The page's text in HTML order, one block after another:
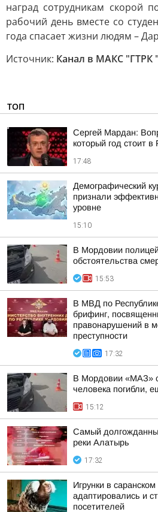
наград сотрудникам скорой
рабочий день вместе со
года спасает жизни людям –
Источник: Канал в МАКС
ТОП
Сергей Мардан:
который год стоит в
17:48
Демографический
признали
уровне
15:10
В Мордовии
обстоятельства
15:53
В МВД по
брифинг,
правонарушений в
преступности
17:32
В Мордовии «МАЗ»
человека погибли,
15:12
Самый
реки Алатырь
17:32
Игрунки в
адаптировались и
посетителей